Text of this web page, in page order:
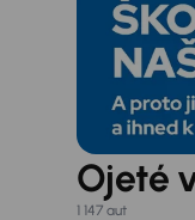
Ojeté
1 147 aut